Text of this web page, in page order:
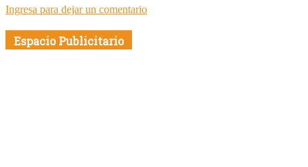
Ingresa para dejar un comentario
Espacio Publicitario